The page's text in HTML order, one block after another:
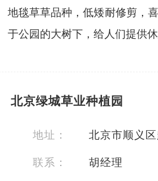
地毯草草品种，低矮耐修剪，
于公园的大树下，给人们提供休
北京绿城草业种植园
地址：
北京市顺义
联系：
胡经理